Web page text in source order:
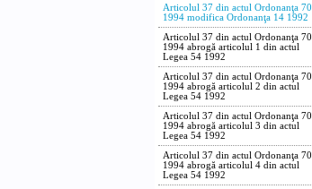
Articolul 37 din actul Ordonanţa 70
1994 modifica Ordonanţa 14 1992
Articolul 37 din actul Ordonanţa 70
1994 abrogă articolul 1 din actul
Legea 54 1992
Articolul 37 din actul Ordonanţa 70
1994 abrogă articolul 2 din actul
Legea 54 1992
Articolul 37 din actul Ordonanţa 70
1994 abrogă articolul 3 din actul
Legea 54 1992
Articolul 37 din actul Ordonanţa 70
1994 abrogă articolul 4 din actul
Legea 54 1992